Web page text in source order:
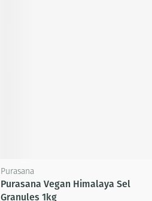
Purasana
Purasana Vegan Himalaya Sel
Granules 1kg